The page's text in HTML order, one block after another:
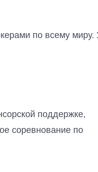
по всему миру.
поддержке,
соревнование по